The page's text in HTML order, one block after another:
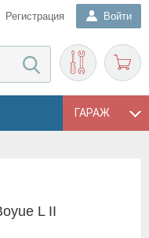
Регистрация Войти
ГАРАЖ
L II